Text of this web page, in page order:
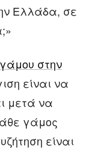
Ελλάδα, σε
στην
είναι να
μετά να
γάμος
είναι